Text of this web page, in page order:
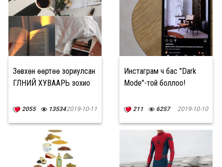
Зөвхөн өөртөө зориулсан
ӨГЛӨӨНИЙ ХУВААРЬ зохио
2055 135342019-10-11
Инстаграм ч бас "Dark
Mode"-той боллоо!
211 6257 2019-10-10